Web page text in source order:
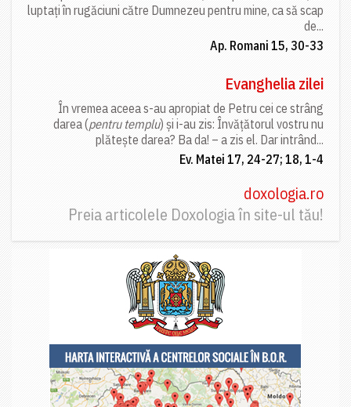
luptați în rugăciuni către Dumnezeu pentru mine, ca să scap
de...
Ap. Romani 15, 30-33
Evanghelia zilei
În vremea aceea s-au apropiat de Petru cei ce strâng
darea (pentru templu) și i-au zis: Învățătorul vostru nu
plătește darea? Ba da! – a zis el. Dar intrând...
Ev. Matei 17, 24-27; 18, 1-4
doxologia.ro
Preia articolele Doxologia în site-ul tău!